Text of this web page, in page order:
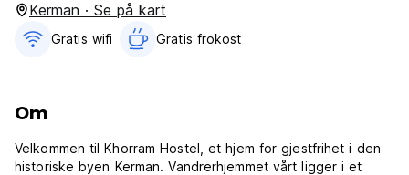
Kerman · Se på kart
Gratis wifi‎ Gratis frokost‎
Om
Velkommen til Khorram Hostel, et hjem for gjestfrihet i den
historiske byen Kerman. Vandrerhjemmet vårt ligger i et